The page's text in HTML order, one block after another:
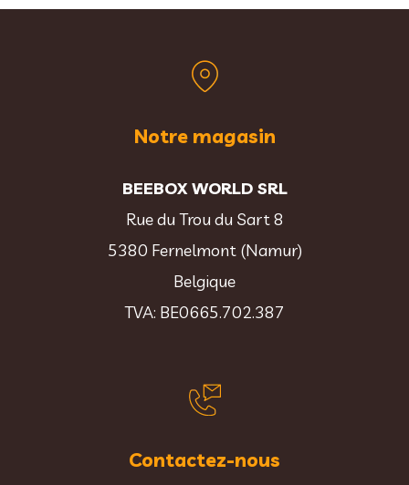
Notre magasin
BEEBOX WORLD SRL
Rue du Trou du Sart 8
5380 Fernelmont (Namur)
Belgique
TVA: BE0665.702.387
Contactez-nous